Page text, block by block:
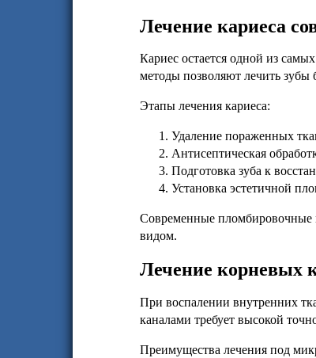
Лечение кариеса
Кариес остается одной из
методы позволяют лечить
Этапы лечения кариеса:
Удаление пораженных
Антисептическая
Подготовка зуба к
Установка эстетичной
Современные пломбировочные
видом.
Лечение корневых
При воспалении внутренних
каналами требует высокой
Преимущества лечения под